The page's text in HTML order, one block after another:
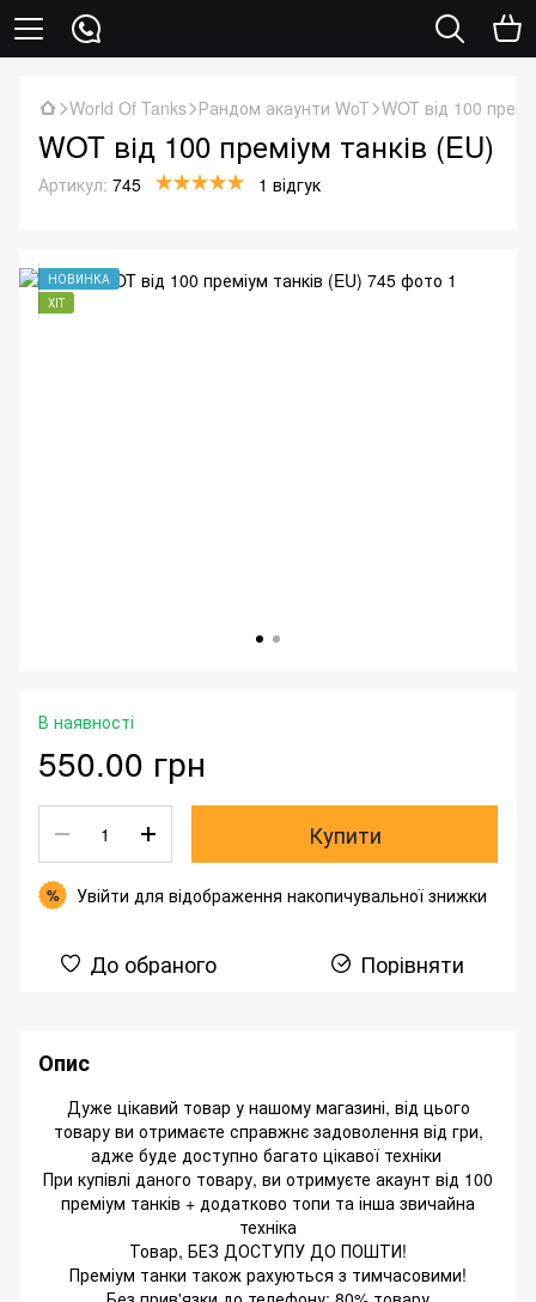
World Of Tanks Рандом акаунти WoT WOT від 100
WOT від 100 преміум танків (EU)
Артикул: 745 1 відгук
НОВИНКА
ХІТ
В наявності
550.00 грн
Купити
% Увійти для відображення накопичувальної знижки
До обраного Порівняти
Опис
Дуже цікавий товар у нашому магазині, від цього
товару ви отримаєте справжнє задоволення від гри,
адже буде доступно багато цікавої техніки
При купівлі даного товару, ви отримуєте акаунт від 100
преміум танків + додатково топи та інша звичайна
техніка
Товар, БЕЗ ДОСТУПУ ДО ПОШТИ!
Преміум танки також рахуються з тимчасовими!